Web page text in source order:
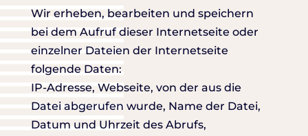
Wir erheben, bearbeiten und speichern
bei dem Aufruf dieser Internetseite oder
einzelner Dateien der Internetseite
folgende Daten:
IP-Adresse, Webseite, von der aus die
Datei abgerufen wurde, Name der Datei,
Datum und Uhrzeit des Abrufs,